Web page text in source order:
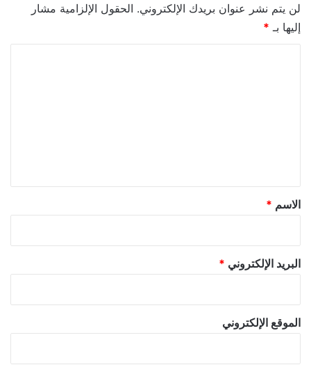
لن يتم نشر عنوان بريدك الإلكتروني. الحقول الإلزامية مشار
إليها بـ *
*
الاسم *
البريد الإلكتروني *
الموقع الإلكتروني